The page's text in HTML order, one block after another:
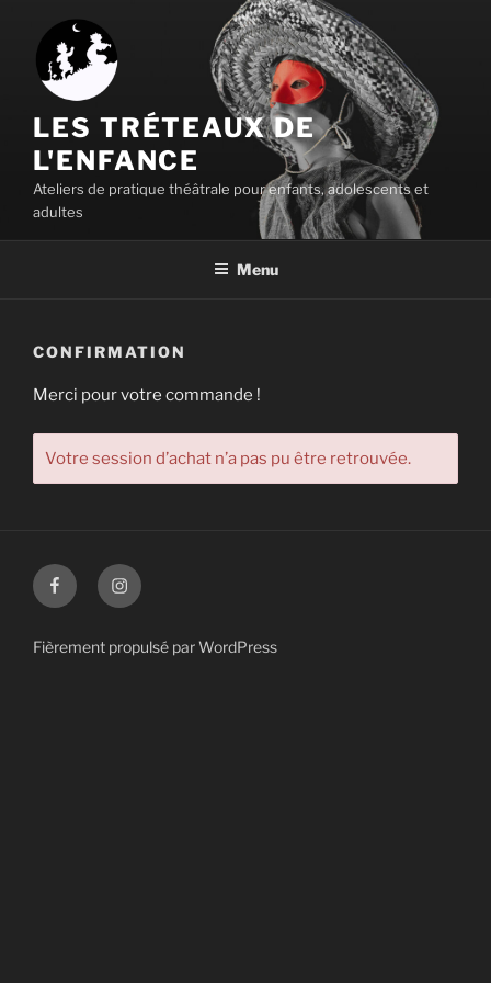
contenu
principal
LES TRÉTEAUX DE
L'ENFANCE
Ateliers de pratique théâtrale pour enfants, adolescents et
adultes
Menu
CONFIRMATION
Merci pour votre commande !
Votre session d’achat n’a pas pu être retrouvée.
FacebookInstagram
Fièrement propulsé par WordPress